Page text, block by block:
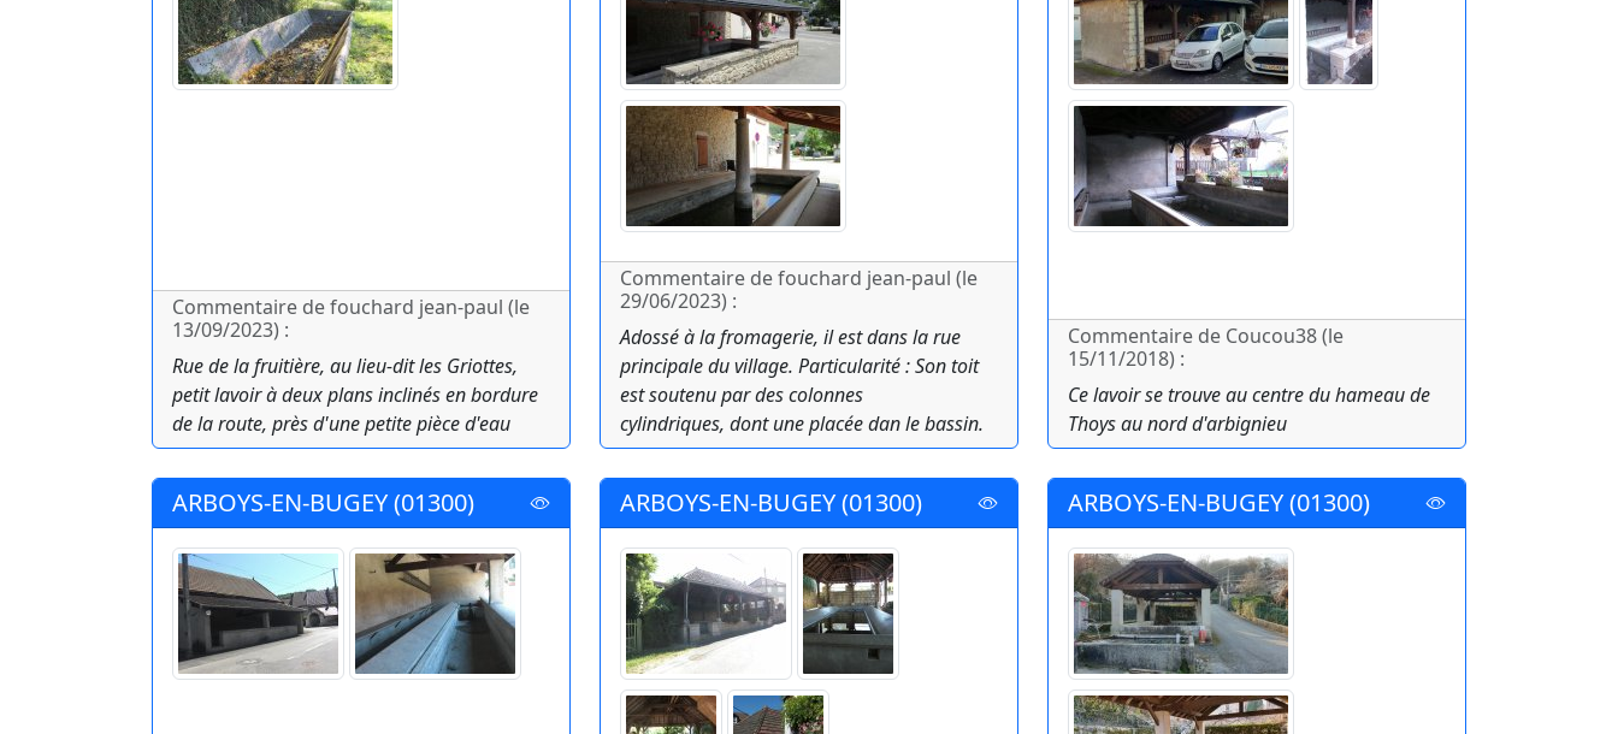
Commentaire de fouchard jean-paul (le
13/09/2023) :
Rue de la fruitière, au lieu-dit les Griottes,
petit lavoir à deux plans inclinés en bordure
de la route, près d'une petite pièce d'eau
Commentaire de fouchard jean-paul (le
29/06/2023) :
Adossé à la fromagerie, il est dans la rue
principale du village. Particularité : Son toit
est soutenu par des colonnes
cylindriques, dont une placée dan le bassin.
Commentaire de Coucou38 (le
15/11/2018) :
Ce lavoir se trouve au centre du hameau de
Thoys au nord d'arbignieu
ARBOYS-EN-BUGEY (01300) ARBOYS-EN-BUGEY (01300) ARBOYS-EN-BUGEY (01300)